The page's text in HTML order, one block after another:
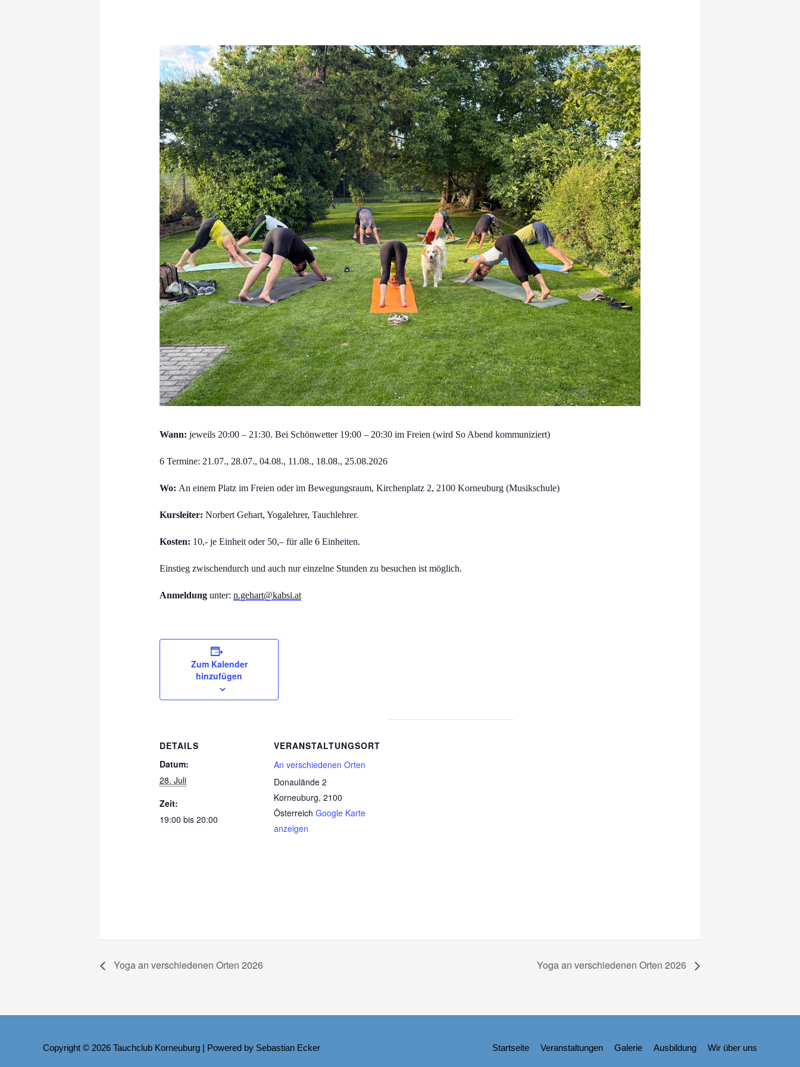
Wann: jeweils 20:00 – 21:30.Bei Schönwetter 19:00 – 20:30 im Freien (wird So Abend kommuniziert)
6 Termine: 21.07., 28.07., 04.08., 11.08., 18.08., 25.08.2026
Wo: An einem Platz im Freien oder imBewegungsraum, Kirchenplatz 2, 2100 Korneuburg (Musikschule)
Kursleiter: Norbert Gehart, Yogalehrer, Tauchlehrer.
Kosten: 10,- je Einheit oder 50,– für alle6 Einheiten.
Einstieg zwischendurch und auch nur einzelne Stunden zu besuchen ist möglich.
Anmeldung unter:n.gehart@kabsi.at
Zum Kalender
hinzufügen
DETAILS
Datum:
28. Juli
Zeit:
19:00 bis 20:00
VERANSTALTUNGSORT
An verschiedenen Orten
Donaulände 2
Korneuburg, 2100
Österreich Google Karte
anzeigen
Yoga an verschiedenen Orten 2026 Yoga an verschiedenen Orten 2026
Copyright © 2026 Tauchclub Korneuburg | Powered by Sebastian Ecker Startseite Veranstaltungen Galerie Ausbildung Wir über uns